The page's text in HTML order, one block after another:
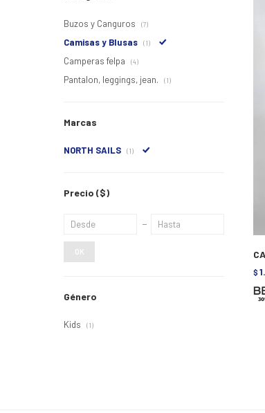
$
Buzos y Canguros (7)
Camisas y Blusas (1)
Camperas felpa (4)
Pantalon, leggings, jean. (1)
Marcas
NORTH SAILS (1)
Precio ($)
OK
Género
Kids (1)